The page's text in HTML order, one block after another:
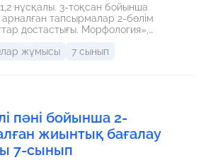
тапсырмалар 2-бөлім
достастығы. Морфология»,
жұмысы 7 сынып
пәні бойынша 2-
жиынтық бағалау
7-сынып